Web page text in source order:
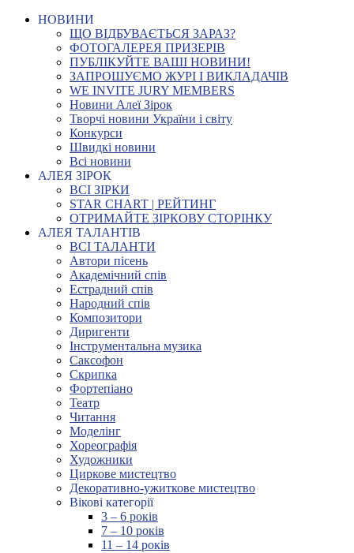
НОВИНИ
ЩО ВІДБУВАЄТЬСЯ ЗАРАЗ?
ФОТОГАЛЕРЕЯ ПРИЗЕРІВ
ПУБЛІКУЙТЕ ВАШІ НОВИНИ!
ЗАПРОШУЄМО ЖУРІ І ВИКЛАДАЧІВ
WE INVITE JURY MEMBERS
Новини Алеї Зірок
Творчі новини України і світу
Конкурси
Швидкі новини
Всі новини
АЛЕЯ ЗІРОК
ВСІ ЗІРКИ
STAR CHART | РЕЙТИНГ
ОТРИМАЙТЕ ЗІРКОВУ СТОРІНКУ
АЛЕЯ ТАЛАНТІВ
ВСІ ТАЛАНТИ
Автори пісень
Академічний спів
Естрадний спів
Народний спів
Композитори
Диригенти
Інструментальна музика
Саксофон
Скрипка
Фортепіано
Театр
Читання
Моделінг
Хореографія
Художники
Циркове мистецтво
Декоративно-ужиткове мистецтво
Вікові категорії
3 – 6 років
7 – 10 років
11 – 14 років